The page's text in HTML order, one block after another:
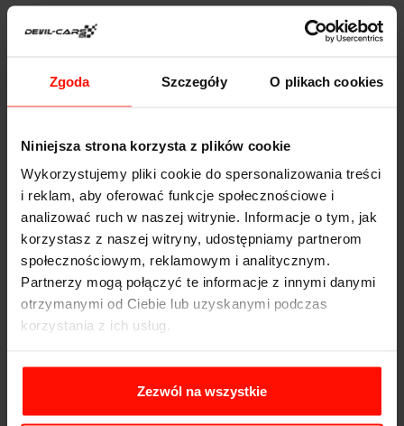
Zgoda Szczegóły O plikach cookies
Niniejsza strona korzysta z plików cookie
Wykorzystujemy pliki cookie do spersonalizowania treści
i reklam, aby oferować funkcje społecznościowe i
analizować ruch w naszej witrynie. Informacje o tym, jak
korzystasz z naszej witryny, udostępniamy partnerom
społecznościowym, reklamowym i analitycznym.
Partnerzy mogą połączyć te informacje z innymi danymi
otrzymanymi od Ciebie lub uzyskanymi podczas
korzystania z ich usług.
Zezwól na wszystkie
naprawdę mocne. Zasiadając za ich kierownicą,
usiądziesz jedynie kilkanaście centymetrów nad ziemią!
współpracy kierowcy i samochodu. Zdecyduj się na
pojedynek Ariela Atoma i KTM X-BOW na torze Poznań
Tor Kartingowy i przekonaj się o ich niezwykłej mocy!
prezent urodzinowy dla fana motoryzacji i adrenaliny.
WAŻNOŚĆ
Voucher jest ważny 365 dni od daty zakupu. Voucher
opłacony kartą podarunkową ma taką samą ważność co
karta. Przejazdy są realizowane w sezonie od maja do
października.
REALIZACJA
Aby zrealizować voucher, wybierz tor i zarezerwuj